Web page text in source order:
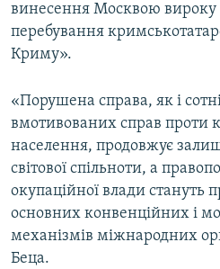
винесення Москвою вироку
перебування
Криму».
«Порушена справа, як і
вмотивованих справ проти
населення, продовжує
світової спільноти, а
окупаційної влади стануть
основних конвенційних і
механізмів міжнародних
Беца.